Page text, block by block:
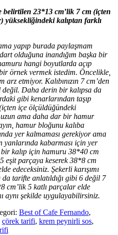
belirtilen 23*13 cm’lik 7 cm (içten
yüksekliğindeki kalıptan farklı
yapıp burada paylaşmam
olduğuna inandığım başka bir
hangi boyutlarda açıp
örnek vermek istedim. Öncelikle,
arz etmiyor. Kalıbınızın 7 cm’den
değil. Daha derin bir kalıpsa da
gibi kenarlarından taşıp
içe ölçüldüğündeki
ama daha dar bir hamur
hamur bloğunu kalıba
yer kalmaması gerekiyor ama
yanlarında kabarması için yer
kalıp için hamuru 38*40 cm
eşit parçaya keserek 38*8 cm
edeceksiniz. Şekerli karışımı
tarifte anlatıldığı gibi 6 değil 7
cm’lik 5 katlı parçalar elde
aynı şekilde uygulayabilirsiniz.
Best of Cafe Fernando,
çörek tarifi, krem peynirli sos,